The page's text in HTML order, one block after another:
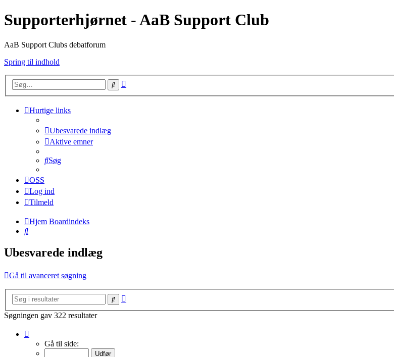
Supporterhjørnet - AaB Support Club
AaB Support Clubs debatforum
Spring til indhold
Søg
Hurtige links
Ubesvarede indlæg
Aktive emner
Søg
OSS
Log ind
Tilmeld
Hjem Boardindeks
Søg
Ubesvarede indlæg
Gå til avanceret søgning
Søg
Søgningen gav 322 resultater
Gå til side: